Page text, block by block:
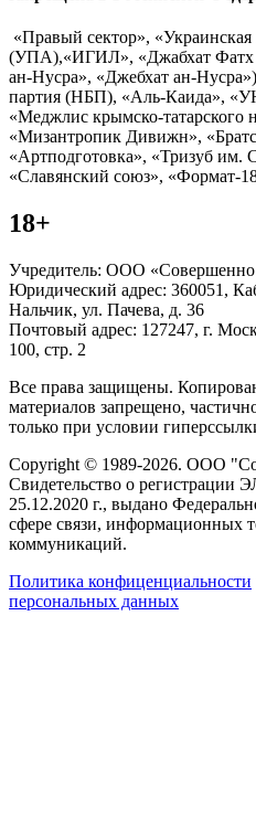
«Правый сектор», «Украинская
(УПА),«ИГИЛ», «Джабхат
ан-Нусра», «Джебхат ан-
партия (НБП), «Аль-Каида»,
«Меджлис крымско-татарского
«Мизантропик Дивижн»,
«Артподготовка», «Тризуб
«Славянский союз», «Формат-
18+
Учредитель: ООО «Совершенно
Юридический адрес: 360051,
Нальчик, ул. Пачева, д. 36
Почтовый адрес: 127247, г.
100, стр. 2
Все права защищены.
материалов запрещено,
только при условии
Copyright © 1989-2026. ООО
Свидетельство о регистрации
25.12.2020 г., выдано
сфере связи, информационных
коммуникаций.
Политика конфиценциальности
персональных данных